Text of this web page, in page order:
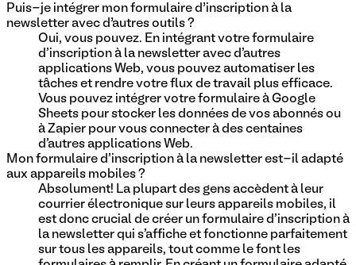
Puis-je intégrer mon formulaire d’inscription à la
newsletter avec d’autres outils ?
Oui, vous pouvez. En intégrant votre formulaire
d'inscription à la newsletter avec d'autres
applications Web, vous pouvez automatiser les
tâches et rendre votre flux de travail plus efficace.
Vous pouvez intégrer votre formulaire à Google
Sheets pour stocker les données de vos abonnés ou
à Zapier pour vous connecter à des centaines
d'autres applications Web.
Mon formulaire d'inscription à la newsletter est-il adapté
aux appareils mobiles ?
Absolument! La plupart des gens accèdent à leur
courrier électronique sur leurs appareils mobiles, il
est donc crucial de créer un formulaire d'inscription à
la newsletter qui s'affiche et fonctionne parfaitement
sur tous les appareils, tout comme le font les